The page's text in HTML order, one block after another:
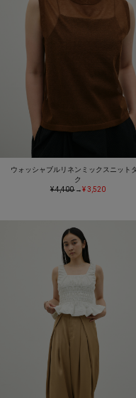
ウォッシャブルリネンミックスニット
ク
¥ 4,400→¥ 3,520